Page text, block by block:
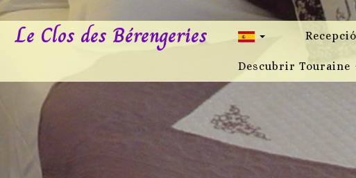
Le Clos des Bérengeries
Descubrir Touraine